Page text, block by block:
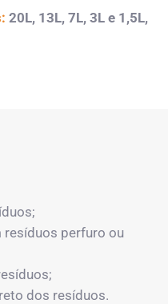
20L, 13L, 7L, 3L e 1,5L,
resíduos perfuro ou
dos resíduos.